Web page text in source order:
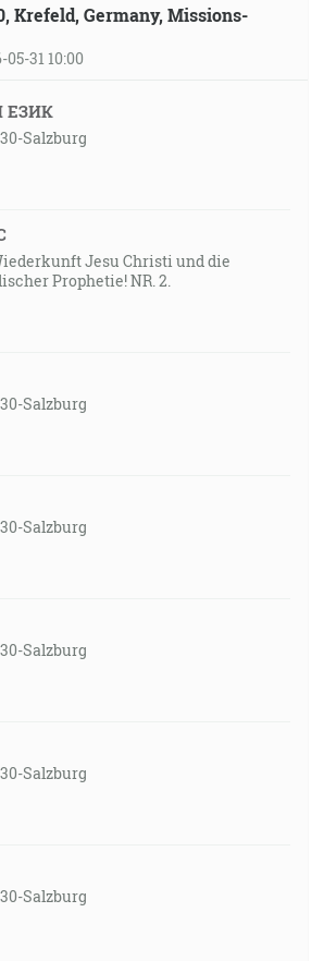
Krefeld, Germany, Missions-
31 10:00
ЕЗИК
Salzburg
Jesu Christi und die
Prophetie! NR. 2.
Salzburg
Salzburg
Salzburg
Salzburg
Salzburg